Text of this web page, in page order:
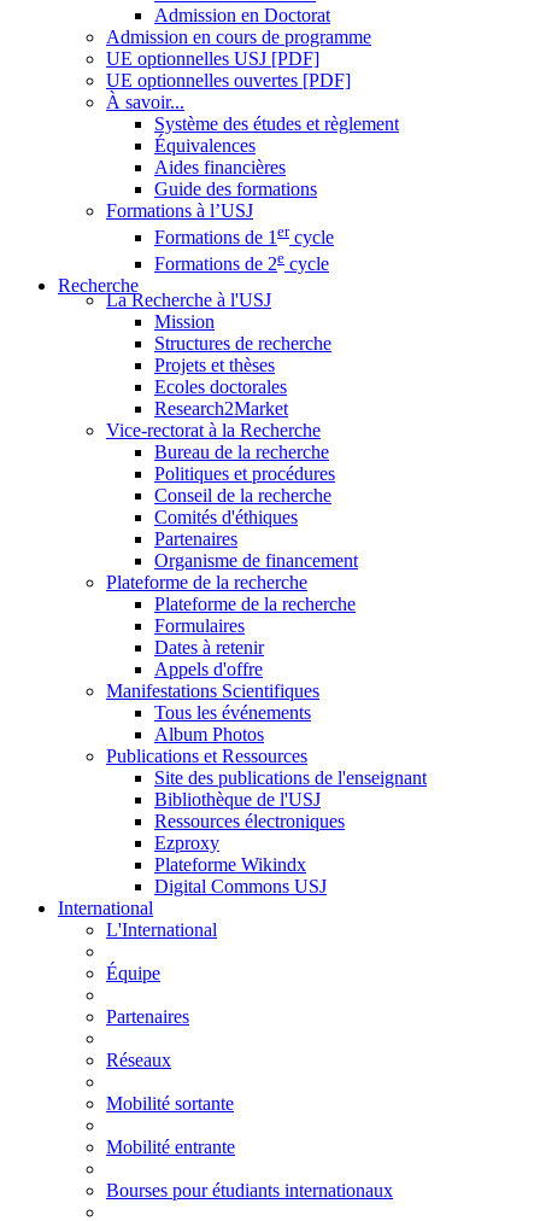
Admission en Doctorat
Admission en cours de programme
UE optionnelles USJ [PDF]
UE optionnelles ouvertes [PDF]
À savoir...
Système des études et règlement
Équivalences
Aides financières
Guide des formations
Formations à l’USJ
Formations de 1 ercycle
Formations de 2e cycle
Recherche
La Recherche à l'USJ
Mission
Structures de recherche
Projets et thèses
Ecoles doctorales
Research2Market
Vice-rectorat à la Recherche
Bureau de la recherche
Politiques et procédures
Conseil de la recherche
Comités d'éthiques
Partenaires
Organisme de financement
Plateforme de la recherche
Plateforme de la recherche
Formulaires
Dates à retenir
Appels d'offre
Manifestations Scientifiques
Tous les événements
Album Photos
Publications et Ressources
Site des publications de l'enseignant
Bibliothèque de l'USJ
Ressources électroniques
Ezproxy
Plateforme Wikindx
Digital Commons USJ
International
L'International
Équipe
Partenaires
Réseaux
Mobilité sortante
Mobilité entrante
Bourses pour étudiants internationaux